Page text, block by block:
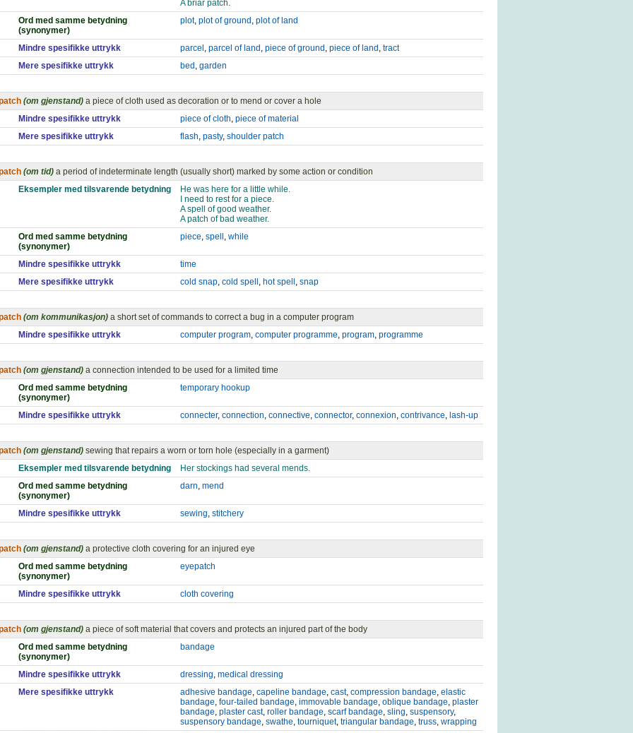
A briar patch.
Ord med samme betydning
(synonymer)
plot, plot of ground , plot of land
Mindre spesifikke uttrykk parcel , parcel of land , piece of ground , piece of land , tract
Mere spesifikke uttrykk
bed , garden
(om gjenstand) a piece of cloth used as decoration or to mend or cover a hole
Mindre spesifikke uttrykk
piece of cloth, piece of material
Mere spesifikke uttrykk
flash, pasty, shoulder patch
(om tid) a period of indeterminate length (usually short) marked by some action or condition
Eksempler med tilsvarende betydning
He was here for a little while.
I need to rest for a piece.
A spell of good weather.
A patch of bad weather.
Ord med samme betydning
(synonymer)
piece, spell , while
Mindre spesifikke uttrykk
time
Mere spesifikke uttrykk
cold snap, cold spell , hot spell , snap
(om kommunikasjon) a short set of commands to correct a bug in a computer program
Mindre spesifikke uttrykk
computer program, computer programme, program, programme
(om gjenstand) a connection intended to be used for a limited time
Ord med samme betydning
(synonymer)
temporary hookup
Mindre spesifikke uttrykk connecter, connection, connective, connector, connexion, contrivance, lash-up
(om gjenstand) sewing that repairs a worn or torn hole (especially in a garment)
Eksempler med tilsvarende betydning
Her stockings had several mends.
Ord med samme betydning
(synonymer)
darn, mend
Mindre spesifikke uttrykk sewing, stitchery
(om gjenstand) a protective cloth covering for an injured eye
Ord med samme betydning
(synonymer)
eyepatch
Mindre spesifikke uttrykk cloth covering
(om gjenstand) a piece of soft material that covers and protects an injured part of the body
Ord med samme betydning
(synonymer)
bandage
Mindre spesifikke uttrykk dressing, medical dressing
Mere spesifikke uttrykk
adhesive bandage, capeline bandage, cast, compression bandage, elastic
bandage, four-tailed bandage, immovable bandage, oblique bandage, plaster
bandage, plaster cast, roller bandage, scarf bandage, sling, suspensory,
suspensory bandage, swathe, tourniquet, triangular bandage, truss, wrapping